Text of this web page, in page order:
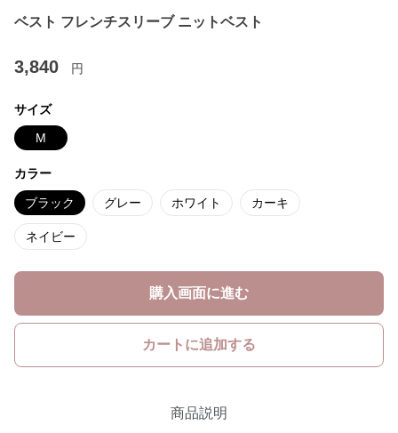
ベスト フレンチスリーブ ニットベスト
3,840 円
サイズ
M
カラー
ブラック グレー ホワイト カーキ
ネイビー
購入画面に進む
カートに追加する
商品説明